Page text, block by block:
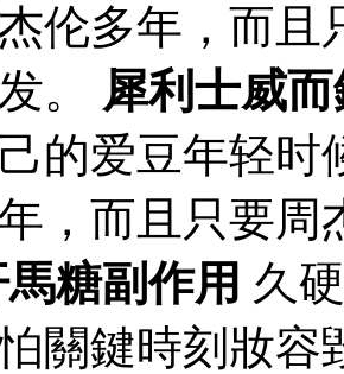
伦多年，而且
。 犀利士威
的爱豆年轻时
，而且只要
糖副作用 久
關鍵時刻妝容